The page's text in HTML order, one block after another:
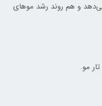
و هم روند رشد موهای
مو.